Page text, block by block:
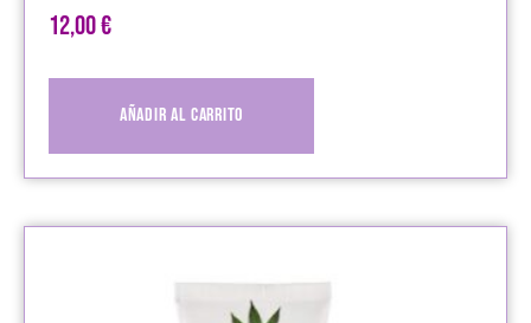
12,00€
Añadir al carrito